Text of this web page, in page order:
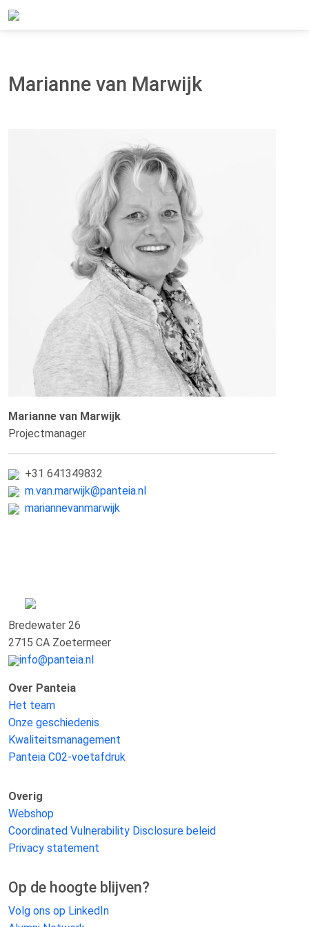
Home
Marianne van Marwijk
Marianne van Marwijk
Projectmanager
+31 641349832
m.van.marwijk@panteia.nl
mariannevanmarwijk
Bredewater 26
2715 CA Zoetermeer
info@panteia.nl
Over Panteia
Het team
Onze geschiedenis
Kwaliteitsmanagement
Panteia C02-voetafdruk
Overig
Webshop
Coordinated Vulnerability Disclosure beleid
Privacy statement
Op de hoogte blijven?
Volg ons op LinkedIn